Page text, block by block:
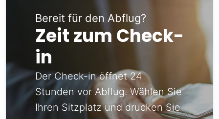
Bereit für den Abflug?
Zeit zum Check-
in
Der Check-in öffnet 24
Stunden vor Abflug. Wählen Sie
Ihren Sitzplatz und drucken Sie